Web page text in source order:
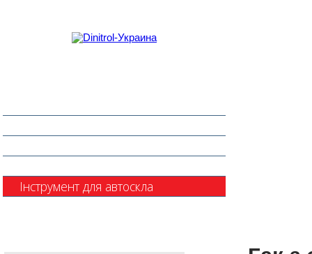
Інструмент для автоскла